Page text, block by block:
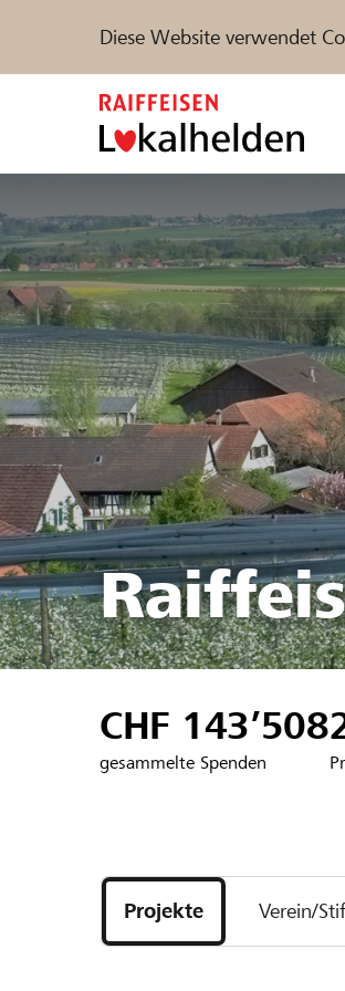
Diese Website verwendet
Unterstützen Hilfe &
Projekte und
DE FR IT
CHF 143’508
gesammelte Spenden
Projekte
und
Organisationen
Projekte Verein/